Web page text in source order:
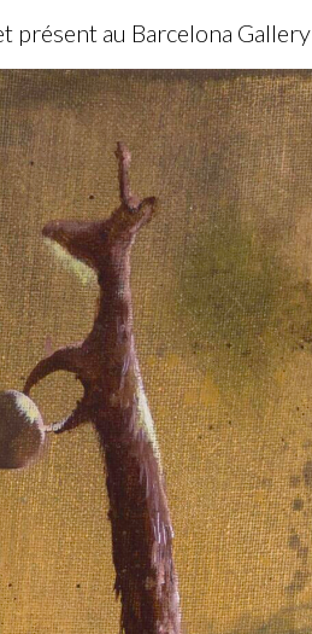
présent au Barcelona